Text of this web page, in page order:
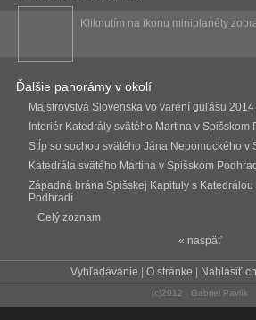
Kliknutím na ikonu miniplanéty
Ďalšie panorámy v okolí
Majstrovstvá Slovenska vo varení guľášu
Interiér Katedrály svätého Martina v Spišskom
Stĺp so sochou svätého Jána Nepomuckého v
Katedrála svätého Martina v Spišskom
Západná brána Spišskej Kapituly s
Podhradí
Celý zoznam
« naspäť
Vyhľadávanie O stránke Nahlásiť
(c)2012 Gabriel Pavlík